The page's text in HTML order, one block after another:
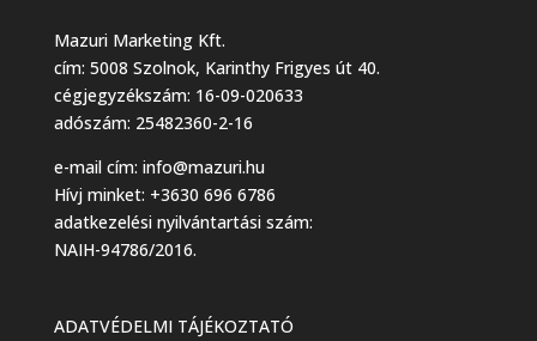
Mazuri Marketing Kft.
cím: 5008 Szolnok, Karinthy Frigyes út 40.
cégjegyzékszám: 16-09-020633
adószám: 25482360-2-16
e-mail cím: info@mazuri.hu
Hívj minket: +3630 696 6786
adatkezelési nyilvántartási szám:
NAIH-94786/2016.
ADATVÉDELMI TÁJÉKOZTATÓ